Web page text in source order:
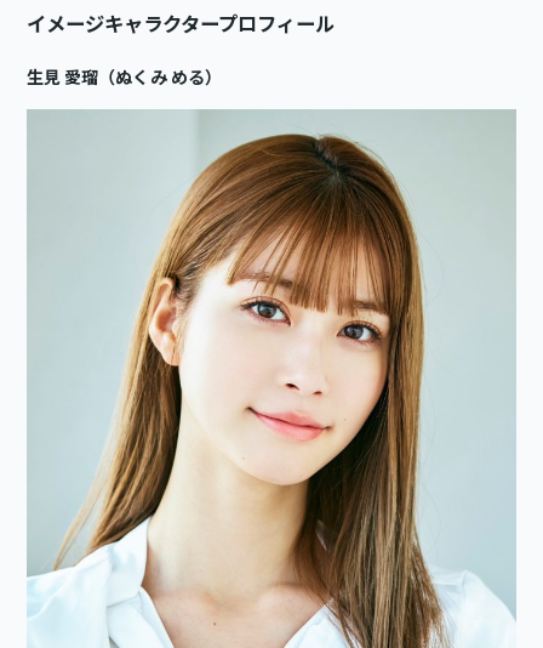
イメージキャラクタープロフィール
生見 愛瑠（ぬくみ める）